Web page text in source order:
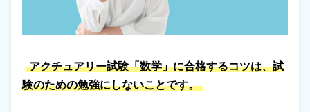
アクチュアリー試験「数学」に合格するコツは、試
験のための勉強にしないことです。